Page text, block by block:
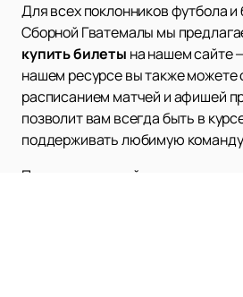
Для всех поклонников футбола
Сборной Гватемалы мы
купить билеты на нашем сайте
нашем ресурсе вы также можете
расписанием матчей и афишей
позволит вам всегда быть в
поддерживать любимую
Посетите наш сайт для